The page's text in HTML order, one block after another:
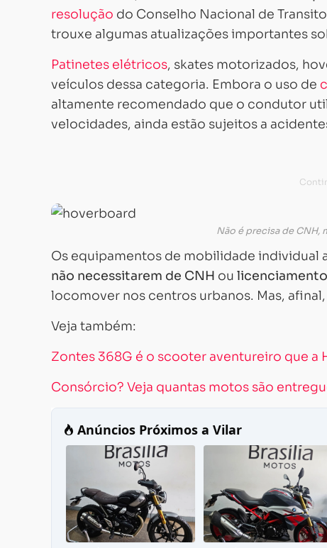
resolução do Conselho Nacional de
trouxe algumas atualizações importantes
Patinetes elétricos, skates motorizados,
veículos dessa categoria. Embora o uso de
altamente recomendado que o condutor
velocidades, ainda estão sujeitos a
Não é precisa de CNH,
Os equipamentos de mobilidade individual
não necessitarem de CNH ou licenciamento
locomover nos centros urbanos. Mas,
Veja também:
Zontes 368G é o scooter aventureiro que a
Consórcio? Veja quantas motos são